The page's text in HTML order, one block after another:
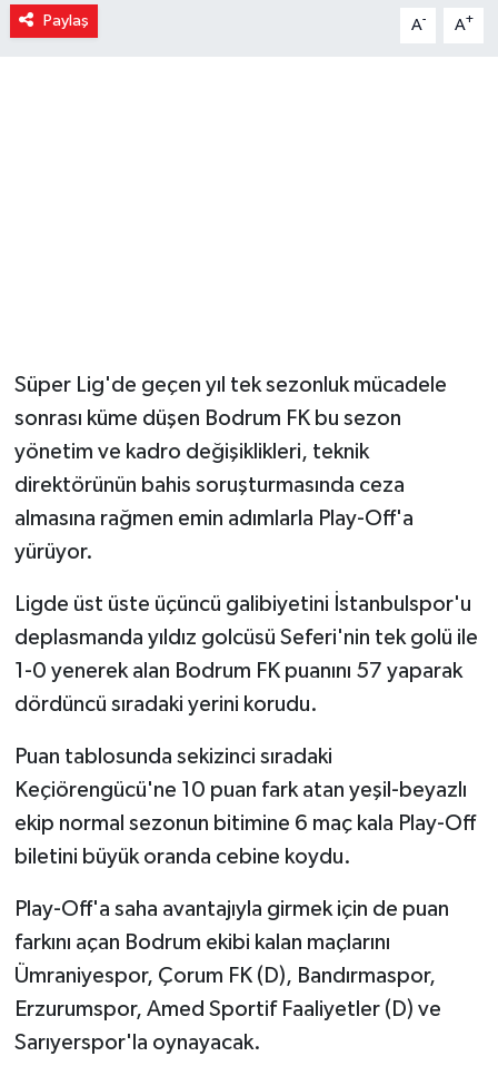
Paylaş A- A+
Süper Lig'de geçen yıl tek sezonluk mücadele
sonrası küme düşen Bodrum FK bu sezon
yönetim ve kadro değişiklikleri, teknik
direktörünün bahis soruşturmasında ceza
almasına rağmen emin adımlarla Play-Off'a
yürüyor.
Ligde üst üste üçüncü galibiyetini İstanbulspor'u
deplasmanda yıldız golcüsü Seferi'nin tek golü ile
1-0 yenerek alan Bodrum FK puanını 57 yaparak
dördüncü sıradaki yerini korudu.
Puan tablosunda sekizinci sıradaki
Keçiörengücü'ne 10 puan fark atan yeşil-beyazlı
ekip normal sezonun bitimine 6 maç kala Play-Off
biletini büyük oranda cebine koydu.
Play-Off'a saha avantajıyla girmek için de puan
farkını açan Bodrum ekibi kalan maçlarını
Ümraniyespor, Çorum FK (D), Bandırmaspor,
Erzurumspor, Amed Sportif Faaliyetler (D) ve
Sarıyerspor'la oynayacak.